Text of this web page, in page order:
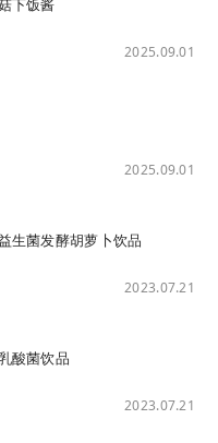
下饭酱
2025.09.01
2025.09.01
生菌发酵胡萝卜饮品
2023.07.21
酸菌饮品
2023.07.21